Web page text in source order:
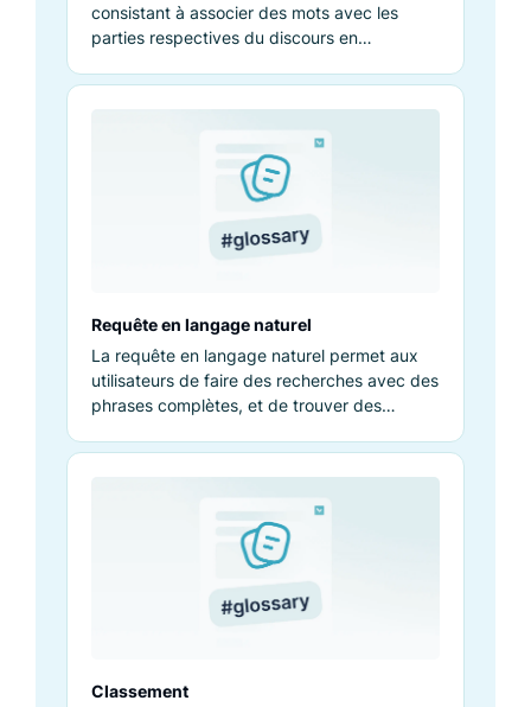
consistant à associer des mots avec les
parties respectives du discours en
donné.
Requête en langage naturel
La requête en langage naturel permet aux
utilisateurs de faire des recherches avec des
phrases complètes, et de trouver des
Classement